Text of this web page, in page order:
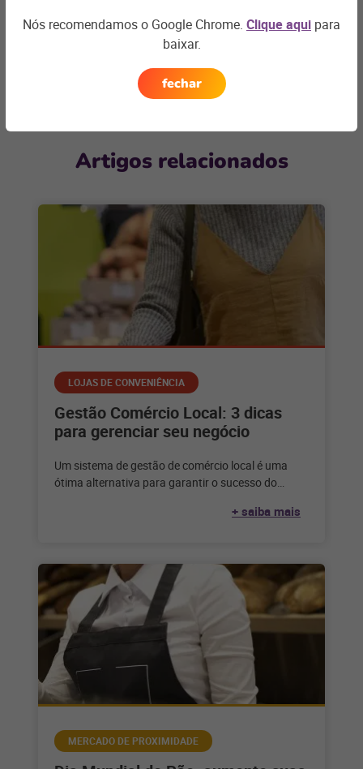
Entre em contato
Artigos relacionados
LOJAS DE CONVENIÊNCIA
Gestão Comércio Local: 3 dicas
para gerenciar seu negócio
Um sistema de gestão de comércio local é uma
ótima alternativa para garantir o sucesso do
+ saiba mais
MERCADO DE PROXIMIDADE
Nós recomendamos o Google Chrome. Clique aqui para
baixar.
fechar